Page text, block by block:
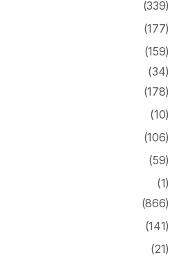
(339)
(177)
(159)
(34)
(178)
(10)
(106)
(59)
(1)
(866)
(141)
(21)